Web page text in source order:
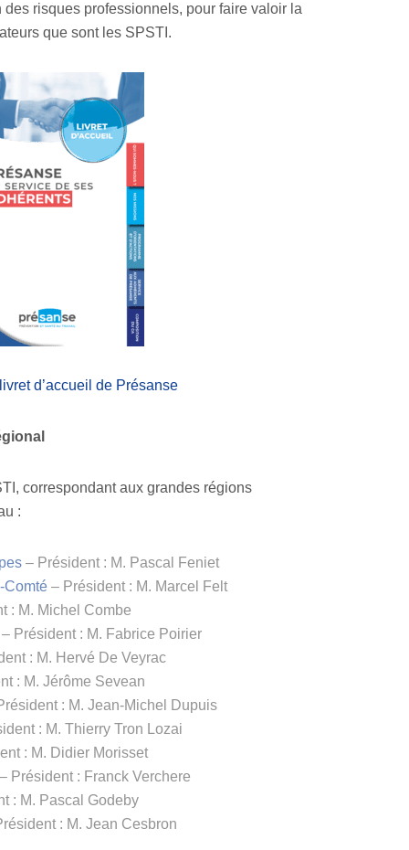
risques professionnels, pour faire valoir la
que sont les SPSTI.
d’accueil de Présanse
correspondant aux grandes régions
:
– Président : M. Pascal Feniet
Comté – Président : M. Marcel Felt
: M. Michel Combe
Président : M. Fabrice Poirier
: M. Hervé De Veyrac
: M. Jérôme Sevean
: M. Jean-Michel Dupuis
: M. Thierry Tron Lozai
: M. Didier Morisset
– Président : Franck Verchere
: M. Pascal Godeby
: M. Jean Cesbron